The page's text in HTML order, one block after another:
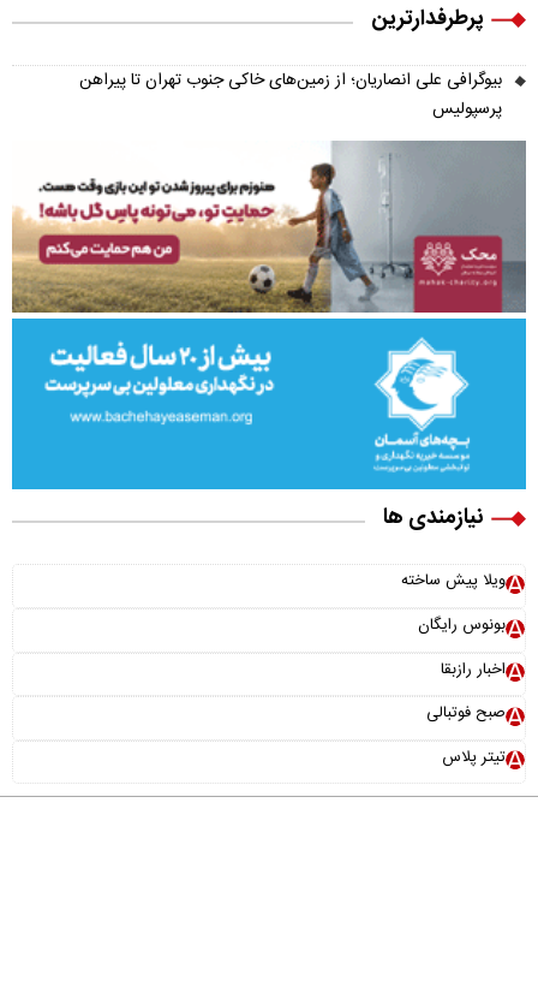
پرطرفدارترین
بیوگرافی علی انصاریان؛ از زمین‌های خاکی جنوب تهران تا پیراهن
پرسپولیس
نیازمندی ها
ویلا پیش ساخته
بونوس رایگان
اخبار رازبقا
صبح فوتبالی
تیتر پلاس